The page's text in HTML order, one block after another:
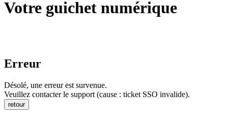
Votre guichet numérique
Erreur
Désolé, une erreur est survenue.
Veuillez contacter le support (cause : ticket SSO invalide).
retour